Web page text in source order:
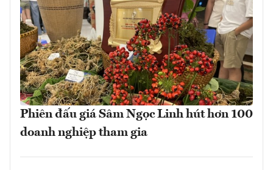
Phiên đấu giá Sâm Ngọc Linh hút hơn 100
doanh nghiệp tham gia